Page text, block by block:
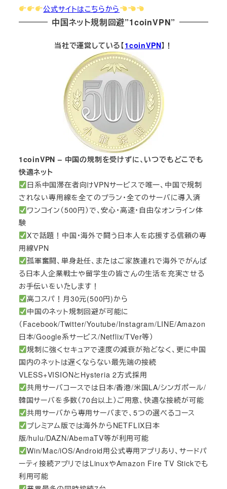
公式サイトはこちらから
中国ネット規制回避”1coinVPN”
当社で運営している【1coinVPN】！
1coinVPN – 中国の規制を受けずに、いつでもどこでも
快適ネット
日系中国滞在者向けVPNサービスで唯一、中国で規制
されない専用線を全てのプラン・全てのサーバに導入済
ワンコイン（500円）で、安心・高速・自由なオンライン体
験
Xで話題！中国・海外で闘う日本人を応援する信頼の専
用線VPN
孤軍奮闘、単身赴任、またはご家族連れで海外でがんば
る日本人企業戦士や留学生の皆さんの生活を充実させる
お手伝いをいたします！
高コスパ！月30元(500円)から
中国のネット規制回避が可能に
（Facebook/Twitter/Youtube/Instagram/LINE/Amazon
日本/Google系サービス/Netflix/TVer等）
規制に強くセキュアで速度の減衰が殆どなく、更に中国
国内のネットは遅くならない最先端の接続
VLESS+VISIONとHysteria 2方式採用
共用サーバコースでは日本/香港/米国LA/シンガポール/
韓国サーバを多数（70台以上）ご用意、快適な接続が可能
共用サーバから専用サーバまで、5つの選べるコース
プレミアム版では海外からNETFLIX日本
版/hulu/DAZN/AbemaTV等が利用可能
Win/Mac/iOS/Android用公式専用アプリあり、サードパ
ーティ接続アプリではLinuxやAmazon Fire TV Stickでも
利用可能